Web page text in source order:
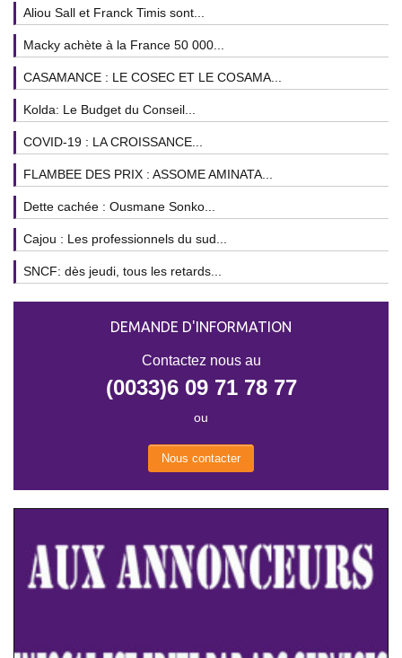
Aliou Sall et Franck Timis sont...
Macky achète à la France 50 000...
CASAMANCE : LE COSEC ET LE COSAMA...
Kolda: Le Budget du Conseil...
COVID-19 : LA CROISSANCE...
FLAMBEE DES PRIX : ASSOME AMINATA...
Dette cachée : Ousmane Sonko...
Cajou : Les professionnels du sud...
SNCF: dès jeudi, tous les retards...
DEMANDE D'INFORMATION
Contactez nous au
(0033)6 09 71 78 77
ou
Nous contacter